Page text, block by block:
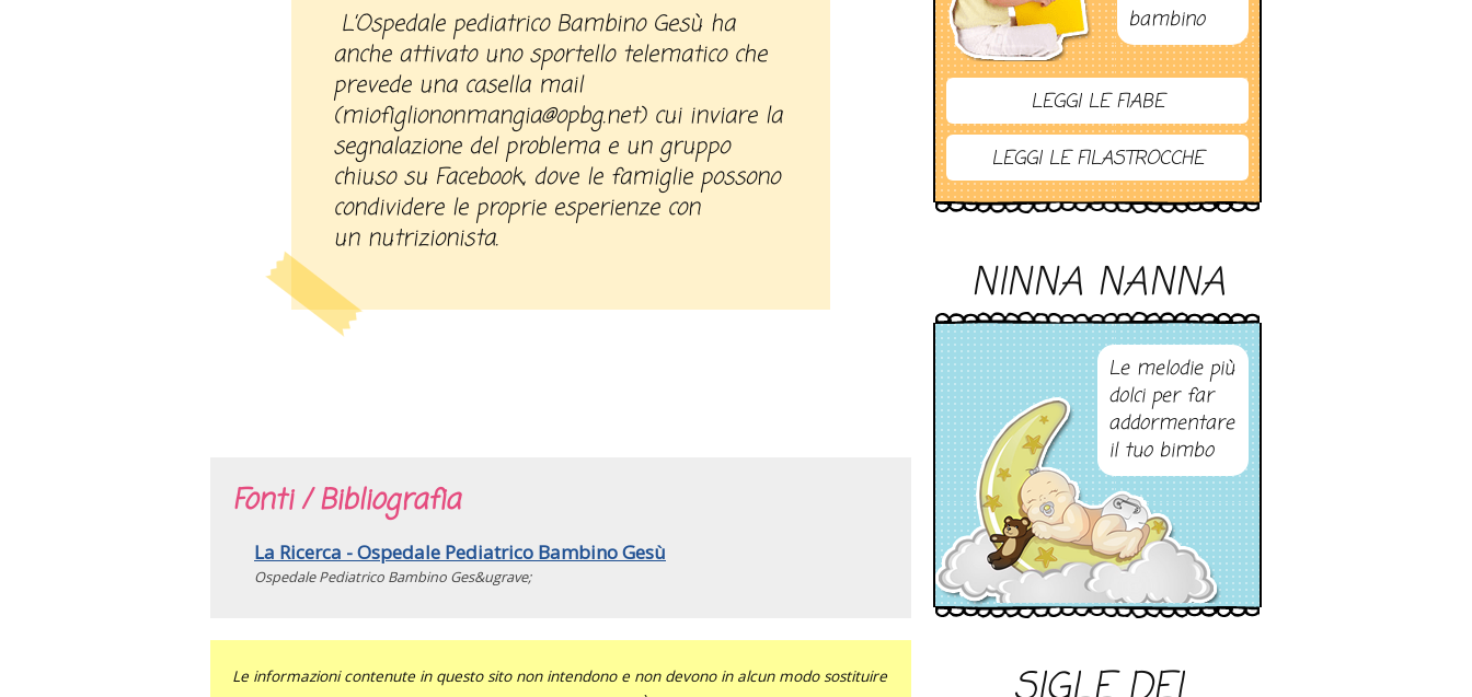
L’Ospedale pediatrico Bambino Gesù ha
anche attivato uno sportello telematico che
prevede una casella mail
(miofigliononmangia@opbg.net) cui inviare la
segnalazione del problema e un gruppo
chiuso su Facebook, dove le famiglie possono
condividere le proprie esperienze con
un nutrizionista.
Fonti / Bibliografia
La Ricerca - Ospedale Pediatrico Bambino Gesù
Ospedale Pediatrico Bambino Ges&ugrave;
Le informazioni contenute in questo sito non intendono e non devono in alcun modo sostituire
bambino
LEGGI LE FIABE
LEGGI LE FILASTROCCHE
NINNA NANNA
Le melodie più
dolci per far
addormentare
il tuo bimbo